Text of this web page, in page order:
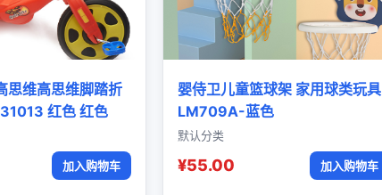
思维高思维脚踏折
红色 红色
加入购物车
婴侍卫儿童篮球架 家用球类玩具
LM709A-蓝色
默认分类
¥55.00 加入购物车